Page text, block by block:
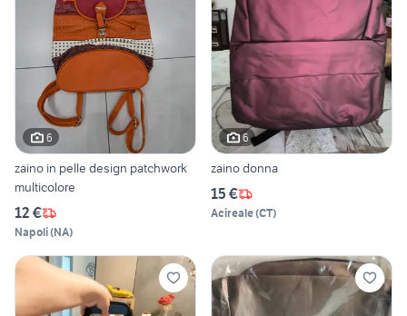
6
zaino in pelle design patchwork
multicolore
12 €
Napoli(NA)
6
zaino donna
15 €
Acireale(CT)